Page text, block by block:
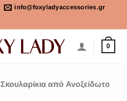
info@foxyladyaccessories.gr
0
Σκουλαρίκια από Ανοξείδωτο